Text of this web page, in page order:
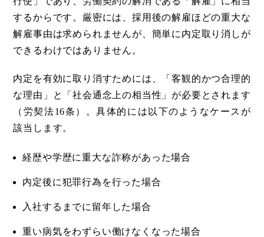
するからです。厳密には、採用後の解雇ほどの重大な
解雇事由は求められませんが、簡単に内定取り消しが
できるわけではありません。
内定を有効に取り消すためには、「客観的かつ合理的
な理由」と「社会通念上の相当性」が必要とされます
（労契法16条）。具体的には以下のようなケースが
該当します。
経歴や学歴に重大な詐称があった場合
内定後に犯罪行為を行った場合
入社するまでに留年した場合
重い病気をわずらい働けなくなった場合